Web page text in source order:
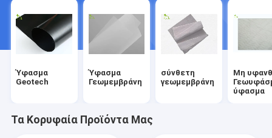
Ύφασμα
Geotech
Ύφασμα
Γεωμεμβράνη
σύνθετη
γεωμεμβράνη
Μη
ύφασμα
Τα Κορυφαία Προϊόντα Μας